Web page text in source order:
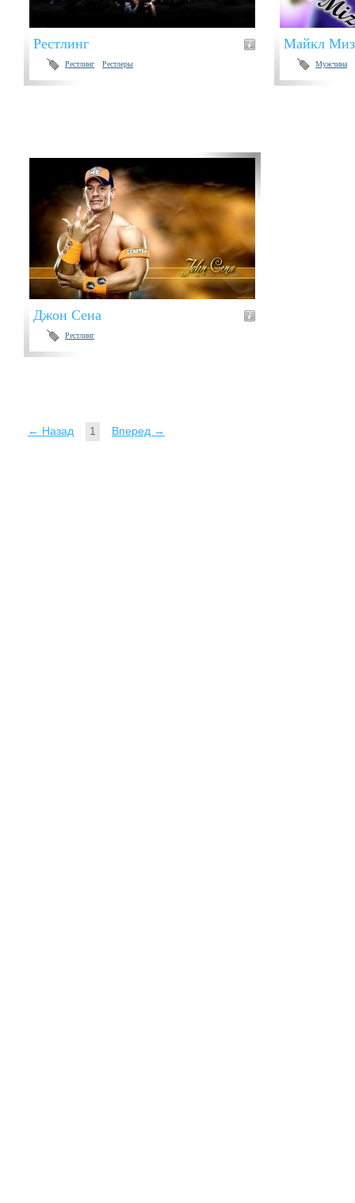
Рестлинг
Рестлинг Рестлеры
Майкл
Мужчина
Джон Сена
Рестлинг
← Назад 1 Вперед →